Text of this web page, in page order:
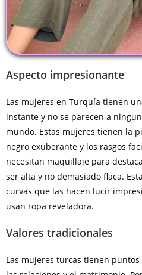
Aspecto impresionante
Las mujeres en Turquía tienen
instante y no se parecen a
mundo. Estas mujeres tienen la
negro exuberante y los rasgos
necesitan maquillaje para
ser alta y no demasiado flaca.
curvas que las hacen lucir
usan ropa reveladora.
Valores tradicionales
Las mujeres turcas tienen